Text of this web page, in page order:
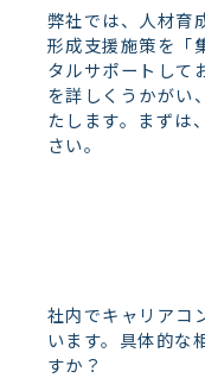
弊社では、人材育
形成支援施策を「
タルサポートして
を詳しくうかがい
たします。まずは、
さい。
社内でキャリアコ
います。具体的な
すか？